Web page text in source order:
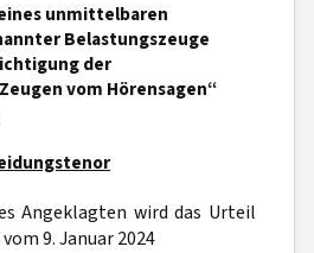
unmittelbaren
Belastungszeuge
der
vom Hörensagen“
Angeklagten wird das Urteil
9. Januar 2024